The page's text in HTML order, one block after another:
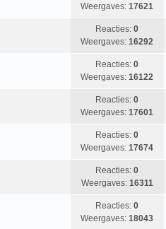
Weergaves:17621
Reacties:0
Weergaves:16292
Reacties:0
Weergaves:16122
Reacties:0
Weergaves:17601
Reacties:0
Weergaves:17674
Reacties:0
Weergaves: 16311
Reacties:0
Weergaves:18043